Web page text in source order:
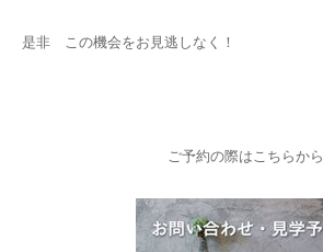
是非 この機会をお見逃しなく！
ご予約の際はこちらから